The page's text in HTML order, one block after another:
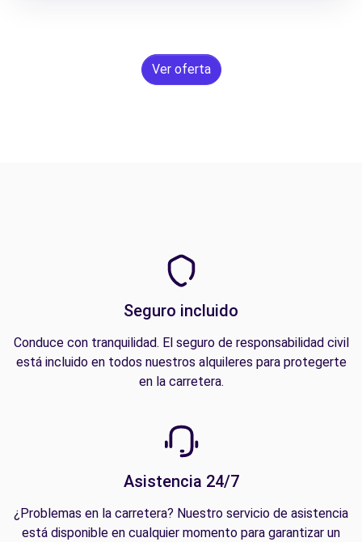
Ver oferta
Seguro incluido
Conduce con tranquilidad. El seguro de responsabilidad civil
está incluido en todos nuestros alquileres para protegerte
en la carretera.
Asistencia 24/7
¿Problemas en la carretera? Nuestro servicio de asistencia
está disponible en cualquier momento para garantizar un